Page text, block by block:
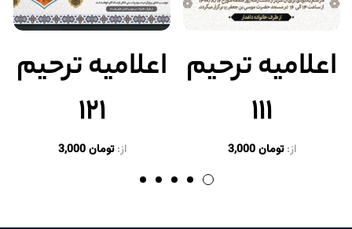
اعلامیه ترحیم
۱۱۱
از:تومان3,000
اعلامیه ترحیم
۱۲۱
از:تومان3,000